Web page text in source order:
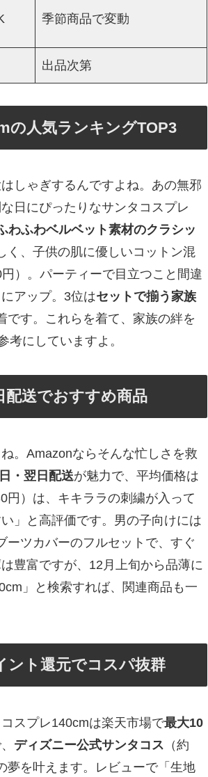
季節商品で変動
出品次第
の人気ランキングTOP3
しゃぎするんですよね。あの無邪
日にぴったりなサンタコスプレ
わふわベルベット素材のクラシッ
く、子供の肌に優しいコットン混
円）。パーティーで目立つこと間違
アップ。3位はセットで揃う家族
です。これらを着て、家族の絆を
にしていますよ。
送でおすすめ商品
。Amazonならそんな忙しさを救
・翌日配送が魅力で、平均価格は
円）は、キキララの刺繍が入って
」と高評価です。男の子向けには
ーツカバーのフルセットで、すぐ
豊富ですが、12月上旬から品薄に
」と検索すれば、関連商品も一
ント還元でコスパ抜群
スプレ140cmは楽天市場で最大10
ディズニー公式サンタコス （約
夢を叶えます。レビューで「生地